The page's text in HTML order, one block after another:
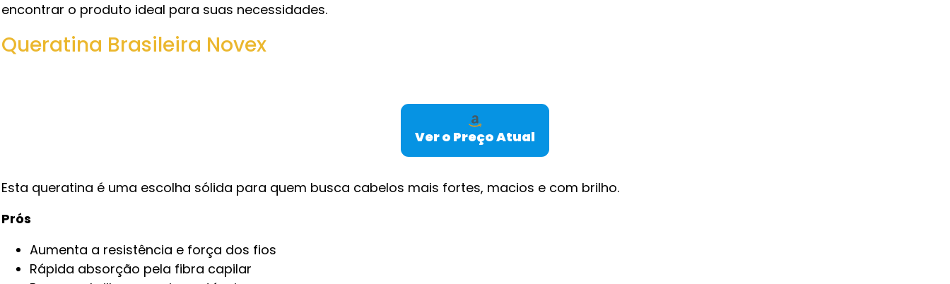
encontrar o produto ideal para suas necessidades.
Queratina Brasileira Novex
Ver o Preço Atual
Esta queratina é uma escolha sólida para quem busca cabelos mais fortes, macios e com brilho.
Prós
Aumenta a resistência e força dos fios
Rápida absorção pela fibra capilar